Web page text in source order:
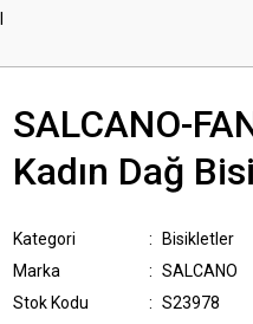
SALCANO-
Kadın Dağ
Kategori
Bisikletler
Marka
SALCANO
Stok Kodu
S23978